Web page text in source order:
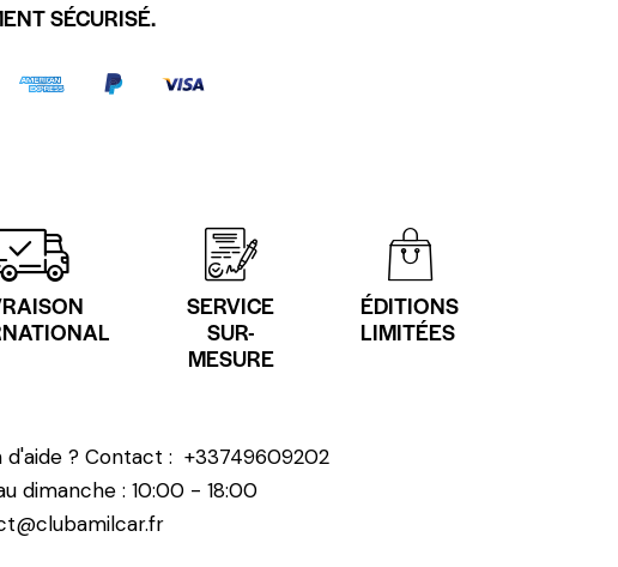
SÉCURISÉ.
SERVICE
SUR-
MESURE
ÉDITIONS
LIMITÉES
d'aide ? Contact : +33749609202
dimanche : 10:00 - 18:00